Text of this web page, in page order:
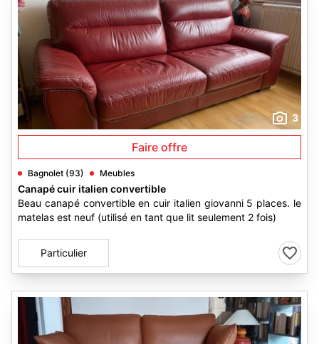
3
Faire offre
Bagnolet (93) Meubles
Canapé cuir italien convertible
Beau canapé convertible en cuir italien giovanni 5 places. le
matelas est neuf (utilisé en tant que lit seulement 2 fois)
Particulier